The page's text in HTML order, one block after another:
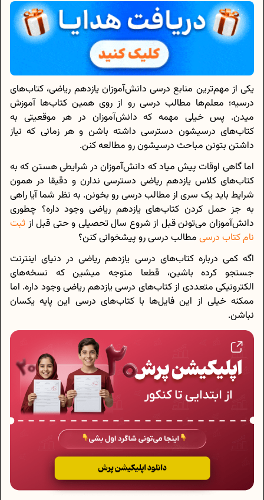
یکی از مهم‌ترین منابع درسی دانش‌آموزان یازدهم ریاضی، کتاب‌های
درسیه؛ معلم‌ها مطالب درسی رو از روی همین کتاب‌ها آموزش
میدن. پس خیلی مهمه که دانش‌آموزان در هر موقعیتی به
کتاب‌های درسیشون دسترسی داشته باشن و هر زمانی که نیاز
داشتن بتونن مباحث درسیشون رو مطالعه کنن.
اما گاهی اوقات پیش میاد که دانش‌آموزان در شرایطی هستن که به
کتاب‌های کلاس یازدهم ریاضی دسترسی ندارن و دقیقا در همون
شرایط باید یک سری از مطالب درسی رو بخونن. به نظر شما آیا راهی
به جز حمل کردن کتاب‌های یازدهم ریاضی وجود داره؟ چطوری
دانش‌آموزان می‌تونن قبل از شروع سال تحصیلی و حتی قبل از ثبت
نام کتاب درسی مطالب درسی رو پیشخوانی کنن؟
اگه کمی درباره کتاب‌های درسی یازدهم ریاضی در دنیای اینترنت
جستجو کرده باشین، قطعا متوجه میشین که نسخه‌های
الکترونیکی متعددی از کتاب‌های درسی یازدهم ریاضی وجود داره. اما
ممکنه خیلی از این فایل‌ها با کتاب‌های درسی این پایه یکسان
نباشن.